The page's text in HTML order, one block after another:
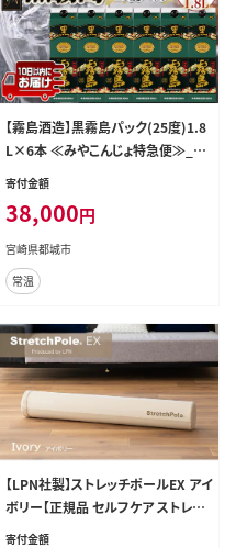
【霧島酒造】黒霧島パック(25度)1.8
L×6本 ≪みやこんじょ特急便≫_38-
07-K01P-25-1800-6-Q
寄付金額
38,000円
宮崎県都城市
常温
【LPN社製】ストレッチポールEX アイ
ボリー【正規品 セルフケア ストレッ
チ エクササイズ 腰痛 肩こり 体幹 コ
寄付金額